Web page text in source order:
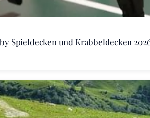
Spieldecken und Krabbeldecken